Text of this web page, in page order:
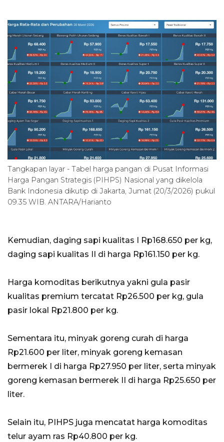
Tangkapan layar - Tabel harga pangan di Pusat Informasi
Harga Pangan Strategis (PIHPS) Nasional yang dikelola
Bank Indonesia dikutip di Jakarta, Jumat (20/3/2026) pukul
09.35 WIB. ANTARA/Harianto
Kemudian, daging sapi kualitas I Rp168.650 per kg,
daging sapi kualitas II di harga Rp161.150 per kg.
Harga komoditas berikutnya yakni gula pasir
kualitas premium tercatat Rp26.500 per kg, gula
pasir lokal Rp21.800 per kg.
Sementara itu, minyak goreng curah di harga
Rp21.600 per liter, minyak goreng kemasan
bermerek I di harga Rp27.950 per liter, serta minyak
goreng kemasan bermerek II di harga Rp25.650 per
liter.
Selain itu, PIHPS juga mencatat harga komoditas
telur ayam ras Rp40.800 per kg.